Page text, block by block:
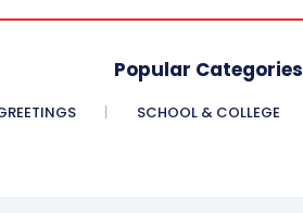
Popular Categories
SCHOOL & COLLEGE